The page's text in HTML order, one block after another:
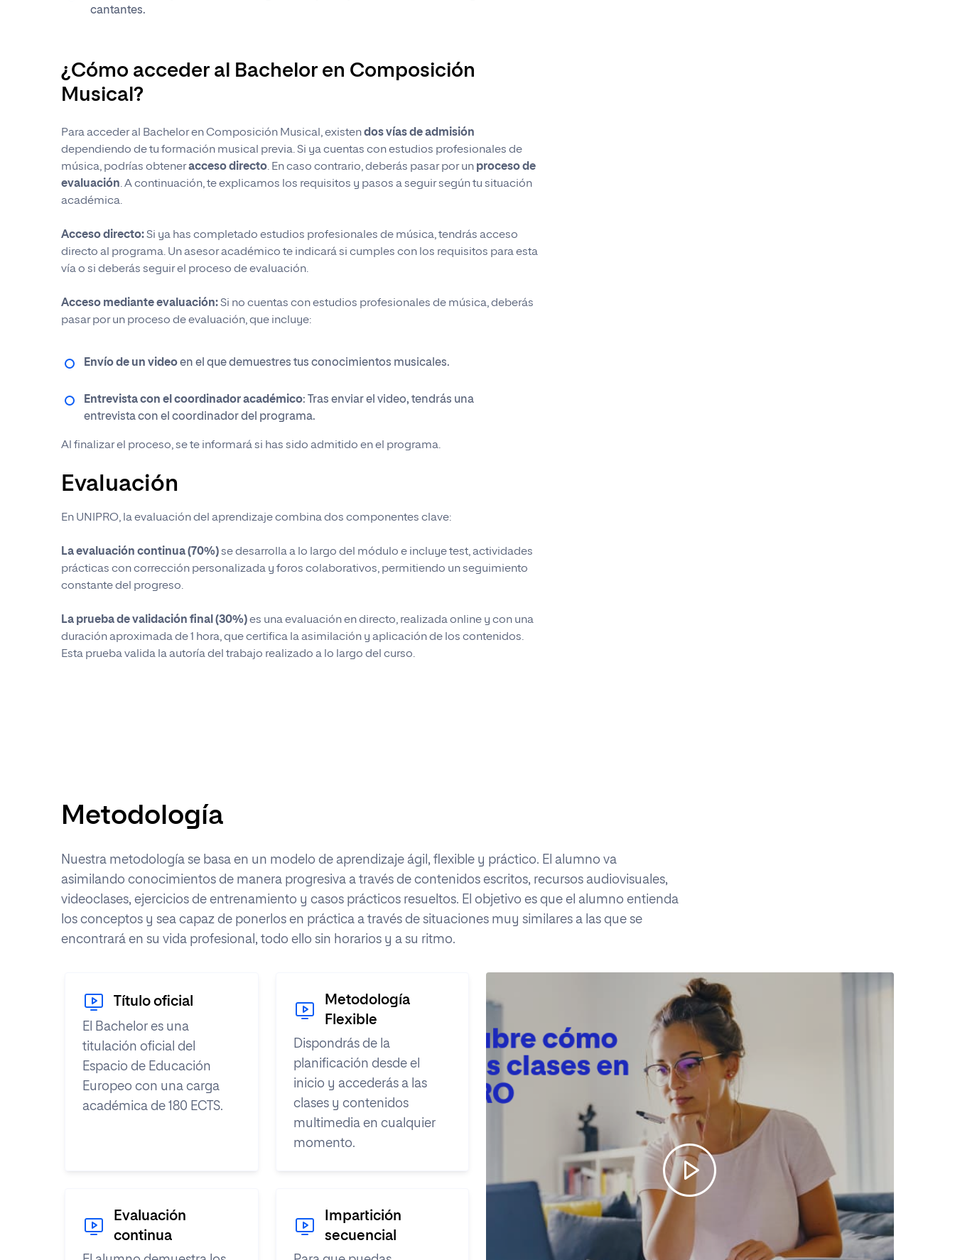
Gracias por solicitar información
detallada sobre el programa.
Gracias por solicitar tu matrícula
Un asesor se pondrá en contacto contigo para continuar el proceso de
Gracias por solicitar un
reconocimiento de créditos en
UNIPRO
Un asesor se pondrá en contacto contigo para continuar el proceso de
Gracias por solicitar tu matrícula
Un asesor se pondrá en contacto contigo para continuar el proceso de
Error al enviar la solicitud
No se ha podido enviar el formulario, por favor intentelo más tarde
Finalizar
cantantes.
¿Cómo acceder al Bachelor en Composición
Musical?
Para acceder al Bachelor en Composición Musical, existendos vías de admisión
dependiendo de tu formación musical previa. Si ya cuentas con estudios profesionales de
música, podrías obteneracceso directo. En caso contrario, deberás pasar por un proceso de
evaluación. A continuación, te explicamos los requisitos y pasos a seguir según tu situación
académica.
Acceso directo:Si ya has completado estudios profesionales de música, tendrás acceso
directo al programa. Un asesor académico te indicará si cumples con los requisitos para esta
vía o si deberás seguir el proceso de evaluación.
Acceso mediante evaluación:Si no cuentas con estudios profesionales de música, deberás
pasar por un proceso de evaluación, que incluye:
Envío de un videoen el que demuestres tus conocimientos musicales.
Entrevista con el coordinador académico: Tras enviar el video, tendrás una
entrevista con el coordinador del programa.
Al finalizar el proceso, se te informará si has sido admitido en el programa.
Evaluación
En UNIPRO, la evaluación del aprendizaje combina dos componentes clave:
La evaluación continua (70%)se desarrolla a lo largo del módulo e incluye test, actividades
prácticas con corrección personalizada y foros colaborativos, permitiendo un seguimiento
constante del progreso.
La prueba de validación final (30%)es una evaluación en directo, realizada online y con una
duración aproximada de 1 hora, que certifica la asimilación y aplicación de los contenidos.
Esta prueba valida la autoría del trabajo realizado a lo largo del curso.
Metodología
Nuestra metodología se basa en un modelo de aprendizaje ágil, flexible y práctico. El alumno va
asimilando conocimientos de manera progresiva a través de contenidos escritos, recursos audiovisuales,
videoclases, ejercicios de entrenamiento y casos prácticos resueltos. El objetivo es que el alumno entienda
los conceptos y sea capaz de ponerlos en práctica a través de situaciones muy similares a las que se
encontrará en su vida profesional, todo ello sin horarios y a su ritmo.
Título oficial
El Bachelor es una
titulación oficial del
Espacio de Educación
Europeo con una carga
académica de 180 ECTS.
Metodología
Flexible
Dispondrás de la
planificación desde el
inicio y accederás a las
clases y contenidos
multimedia en cualquier
momento.
Evaluación
continua
Impartición
secuencial